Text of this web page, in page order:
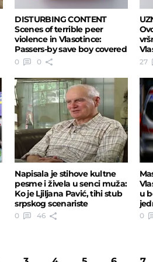
DISTURBING CONTENT
Scenes of terrible peer
violence in Vlasotince:
Passers-by save boy covered
in blood
0 0 27
Napisala je stihove kultne
pesme i živela u senci muža:
Ko je Ljiljana Pavić, tihi stub
srpskog scenariste
0 46
u
0